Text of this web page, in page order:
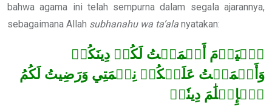
bahwa agama ini telah sempurna dalam segala ajarannya,
sebagaimana Allah subhanahu wa ta’ala nyatakan:
ٱلۡيَوۡمَ أَكۡمَلۡتُ لَكُمۡ دِينَكُمۡ
وَأَتۡمَمۡتُ عَلَيۡكُمۡ نِعۡمَتِي وَرَضِيتُ لَكُمُ
ٱلۡإِسۡلَٰمَ دِينٗاۚ